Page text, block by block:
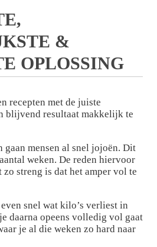
&
OPLOSSING
recepten met de juiste
blijvend resultaat makkelijk te
gaan mensen al snel jojoën. Dit
weken. De reden hiervoor
zo streng is dat het amper vol te
snel wat kilo’s verliest in
daarna opeens volledig vol gaat
je al die weken zo hard naar